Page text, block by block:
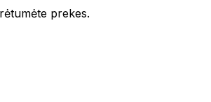
prekes.